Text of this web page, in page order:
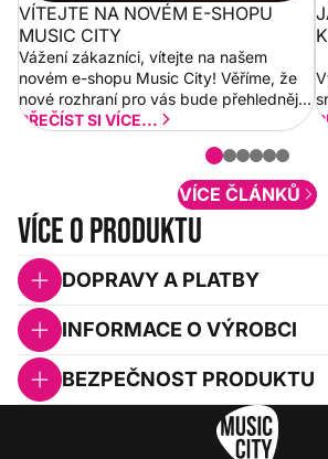
VÍTEJTE NA NOVÉM E-SHOPU
MUSIC CITY
Vážení zákazníci, vítejte na našem
novém e-shopu Music City! Věříme, že
nové rozhraní pro vás bude přehlednější
a rychlejší. Postupně budeme přidávat
PŘEČÍST SI VÍCE...
VÍCE ČLÁNKŮ
Více o produktu
DOPRAVY A PLATBY
INFORMACE O VÝROBCI
BEZPEČNOST PRODUKTU